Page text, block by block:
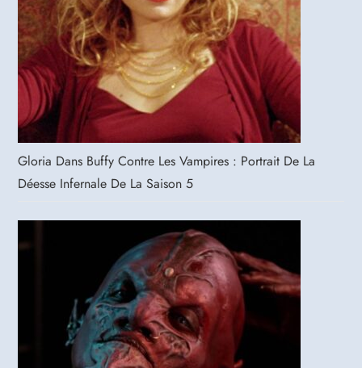
Gloria Dans Buffy Contre Les Vampires : Portrait De La
Déesse Infernale De La Saison 5